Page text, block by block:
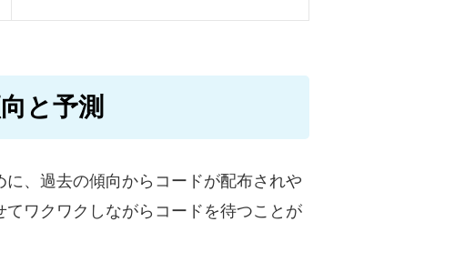
と予測
、過去の傾向からコードが配布されや
ワクワクしながらコードを待つことが